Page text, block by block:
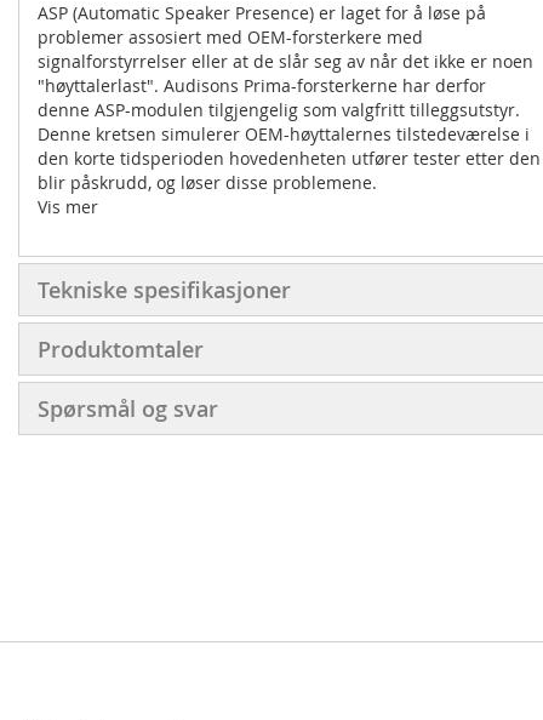
ASP (Automatic Speaker Presence) er laget for å løse på
problemer assosiert med OEM-forsterkere med
signalforstyrrelser eller at de slår seg av når det ikke er noen
"høyttalerlast". Audisons Prima-forsterkerne har derfor
denne ASP-modulen tilgjengelig som valgfritt tilleggsutstyr.
Denne kretsen simulerer OEM-høyttalernes tilstedeværelse i
den korte tidsperioden hovedenheten utfører tester etter den
blir påskrudd, og løser disse problemene.
Vis mer
Tekniske spesifikasjoner
Produktomtaler
Spørsmål og svar